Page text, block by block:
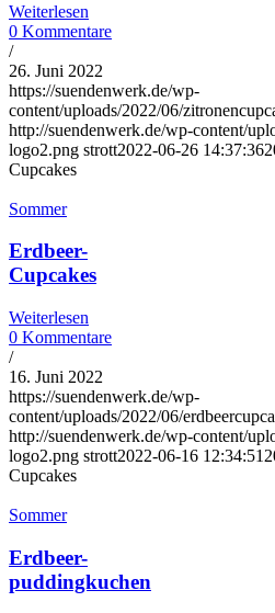
Weiterlesen
0 Kommentare
/
26. Juni 2022
https://suendenwerk.de/wp-
content/uploads/2022/06/
http://suendenwerk.de/wp-content/
logo2.png strott2022-06-26 14:37:36
Cupcakes
Sommer
Erdbeer-
Cupcakes
Weiterlesen
0 Kommentare
/
16. Juni 2022
https://suendenwerk.de/wp-
content/uploads/2022/06/
http://suendenwerk.de/wp-content/
logo2.png strott2022-06-16 12:34:51
Cupcakes
Sommer
Erdbeer-
puddingkuchen